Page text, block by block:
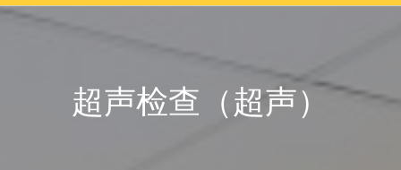
navigation
超声检查（超声）